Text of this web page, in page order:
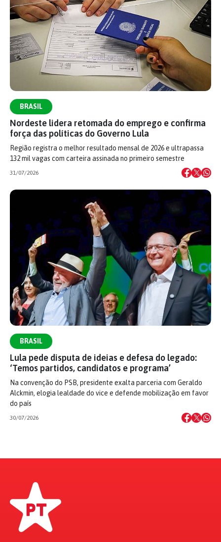
BRASIL
Nordeste lidera retomada do emprego e confirma
força das políticas do Governo Lula
Região registra o melhor resultado mensal de 2026 e ultrapassa
132 mil vagas com carteira assinada no primeiro semestre
31/07/2026
BRASIL
Lula pede disputa de ideias e defesa do legado:
‘Temos partidos, candidatos e programa’
Na convenção do PSB, presidente exalta parceria com Geraldo
Alckmin, elogia lealdade do vice e defende mobilização em favor
do país
30/07/2026